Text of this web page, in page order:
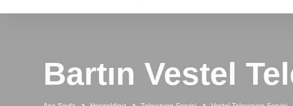
Bartın Vestel